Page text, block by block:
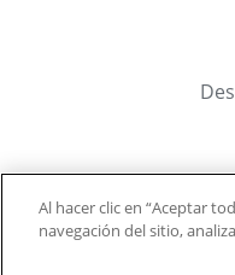
Al hacer clic en “Aceptar
navegación del sitio,